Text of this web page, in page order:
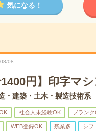
気になる！
08
1400円】印字マ
・建築・土木・製造技術系
社会人未経験OK ブラン
WEB登録OK 残業多 シフ